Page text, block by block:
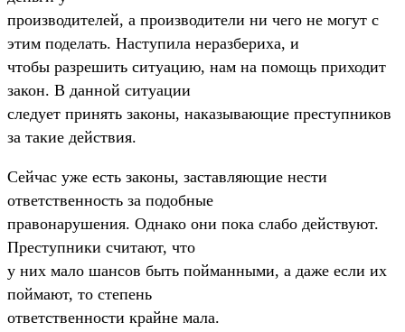
производителей, а производители ни чего не могут с
этим поделать. Hаступила неразбериха, и
чтобы разрешить ситуацию, нам на помощь приходит
закон. В данной ситуации
следует принять законы, наказывающие преступников
за такие действия.
Сейчас уже есть законы, заставляющие нести
ответственность за подобные
правонарушения. Однако они пока слабо действуют.
Преступники считают, что
у них мало шансов быть пойманными, а даже если их
поймают, то степень
ответственности крайне мала.